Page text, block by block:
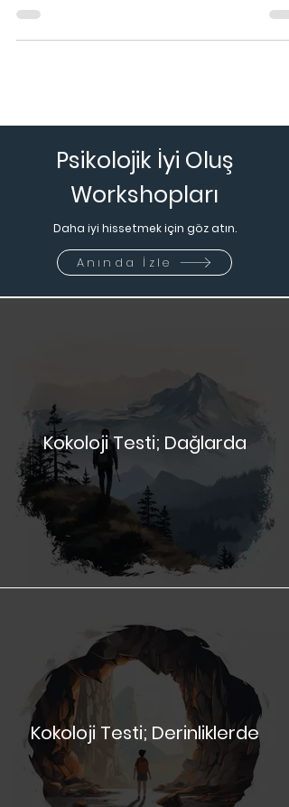
Son zamanlarda özellikle sosyal medyada
oldukça popüler olan bir uygulamadan
bahsetmek istiyorum bugün sizlere : ‘Şükran
Psikolojik İyi Oluş
Workshopları
Kokoloji Testi; Dağlarda
Kokoloji Testi; Derinliklerde